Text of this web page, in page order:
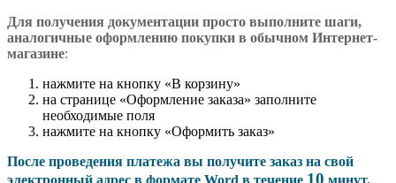
Для получения документации просто выполните шаги,
аналогичные оформлению покупки в обычном Интернет-
магазине:
нажмите на кнопку «В корзину»
на странице «Оформление заказа» заполните
необходимые поля
нажмите на кнопку «Оформить заказ»
После проведения платежа вы получите заказ на свой
электронный адрес в формате Word в течение 10 минут.